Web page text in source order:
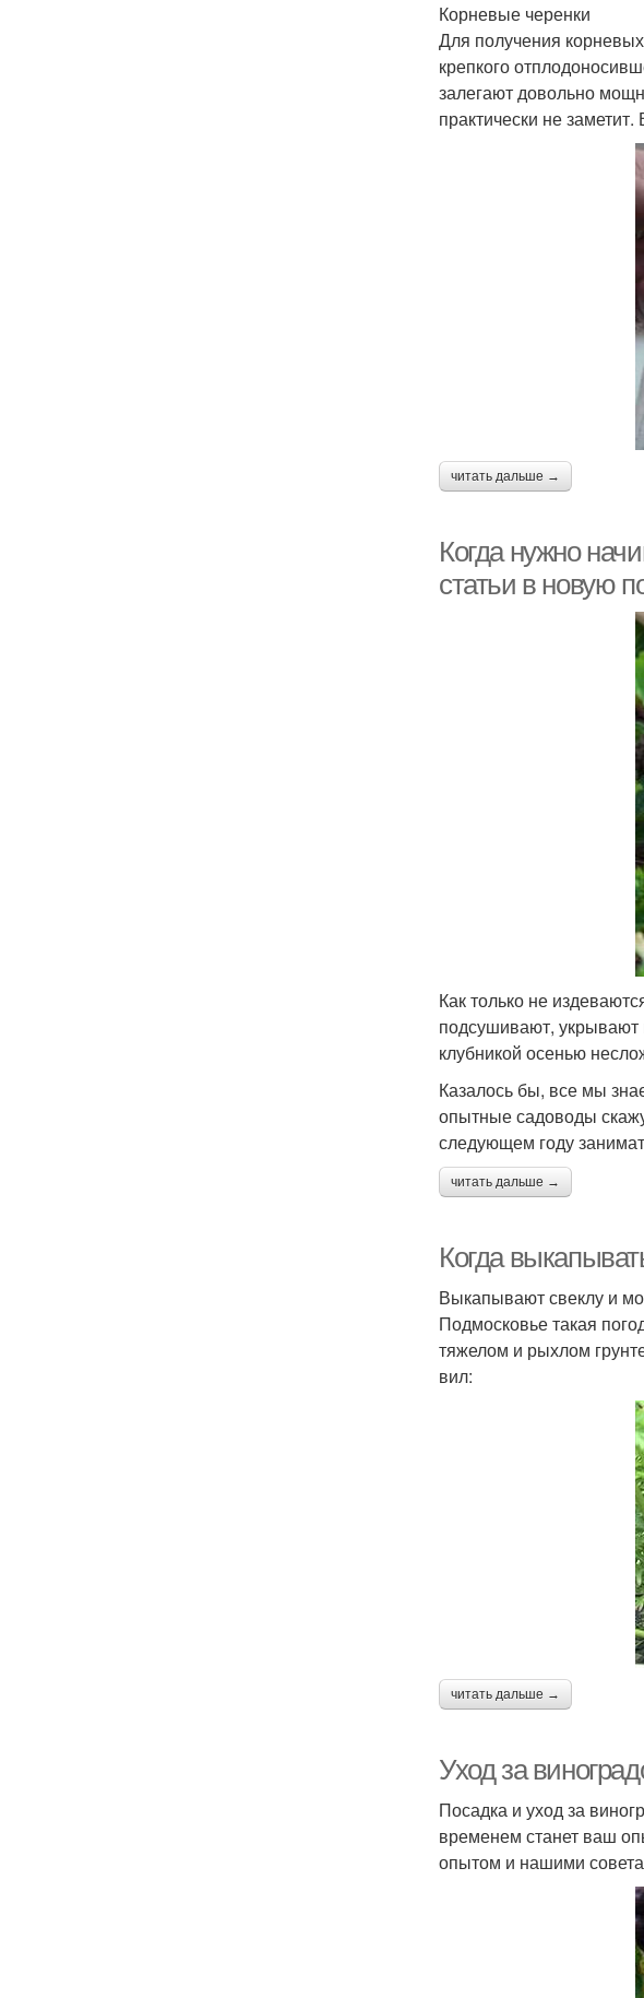
Корневые черенки
Для получения
крепкого
залегают довольно
практически не
читать дальше →
Когда нужно
статьи в новую
Как только не
подсушивают,
клубникой осенью
Казалось бы, все мы
опытные садоводы
следующем году
читать дальше →
Когда
Выкапывают свеклу и
Подмосковье такая
тяжелом и рыхлом
вил:
читать дальше →
Уход за
Посадка и уход за
временем станет ваш
опытом и нашими